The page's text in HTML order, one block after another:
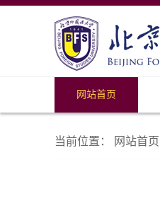
网站首页
当前位置： 网站首页